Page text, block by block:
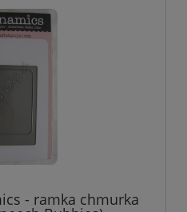
- ramka chmurka